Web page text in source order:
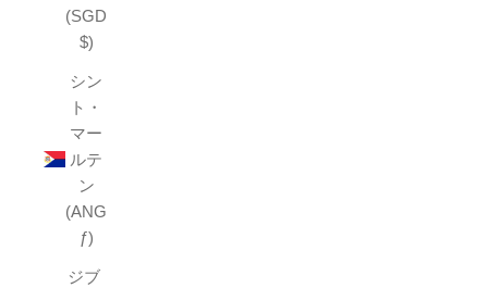
(SGD
$)
シン
ト・
マー
ルテ
ン
(ANG
ƒ)
ジブ